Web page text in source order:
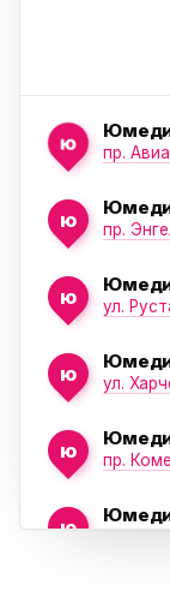
ю пр.
ю пр.
ю ул.
ю ул.
ю пр.
ю